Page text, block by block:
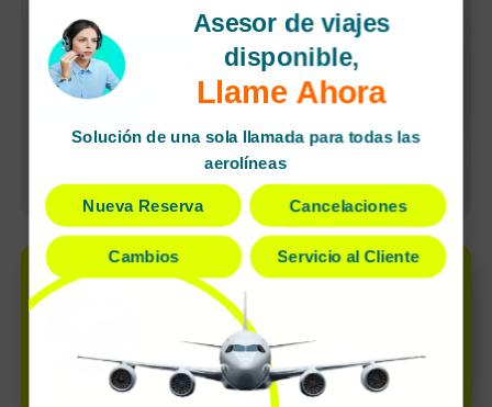
American Airlines
lanza un servicio
exclusivo sin escalas
a Budapest para el
verano de 2026
Ver más
¡Desbloquea descuentos!
Varios Ofertas de Vuelo:
ofertas súper exclusivas disponibles
solo por llamada
Asesor de viajes
disponible,
Llame Ahora
Solución de una sola llamada para todas las
aerolíneas
Nueva Reserva Cancelaciones
Cambios Servicio al Cliente